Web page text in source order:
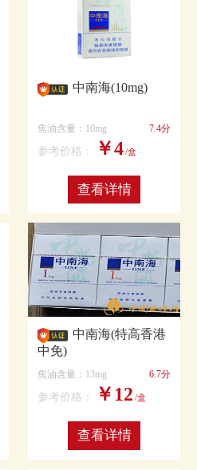
中南海(10mg)
焦油含量：10mg 7.4分
参考价格： ￥4/盒
查看详情
中南海(特高香港
中免)
焦油含量：13mg 6.7分
参考价格： ￥12 /盒
查看详情